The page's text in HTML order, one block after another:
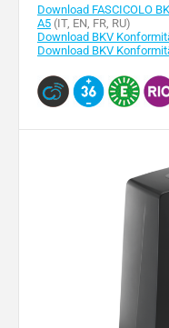
Download FASCICOLO
A5 (IT, EN, FR, RU)
Download BKV
Download BKV